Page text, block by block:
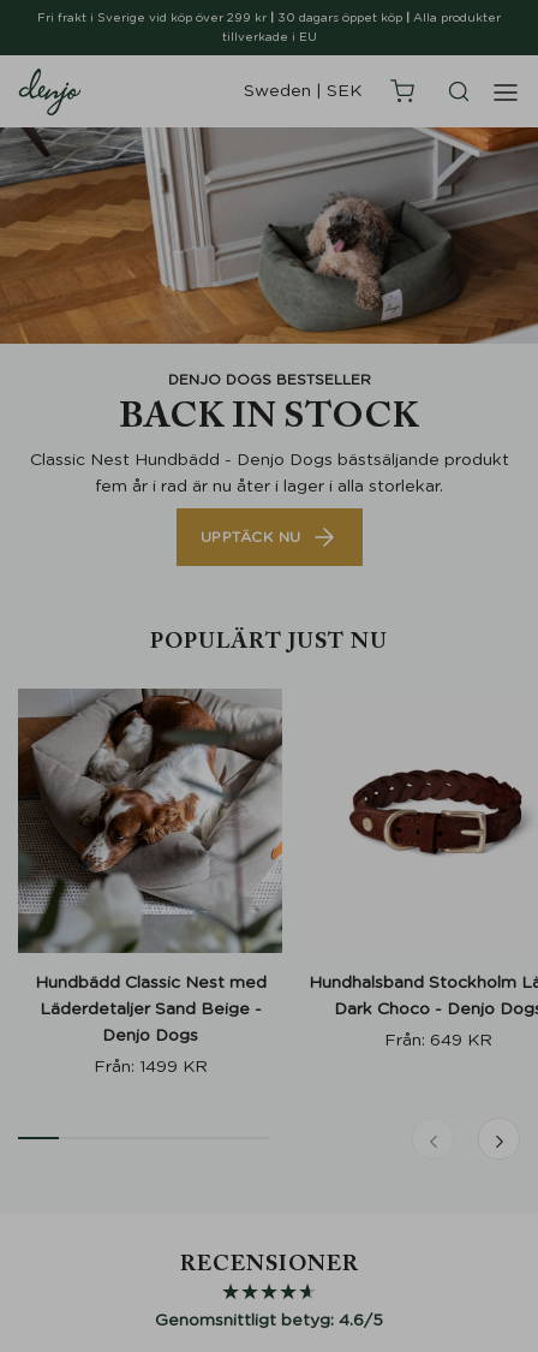
Fri frakt i Sverige vid köp över 299 kr 30 dagars öppet köp
Alla produkter
tillverkade i EU
Sweden SEK
DENJO DOGS BESTSELLER
BACK IN STOCK
Classic Nest Hundbädd - Denjo Dogs bästsäljande produkt
fem år i rad är nu åter i lager i alla storlekar.
UPPTÄCK NU
POPULÄRT JUST NU
Hundbädd Classic Nest med
Läderdetaljer Sand Beige -
Denjo Dogs
Från: 1499 KR
Hundhalsband Stockholm
Dark Choco - Denjo
Från: 649 KR
RECENSIONER
★★★★★
★★★★★
Genomsnittligt betyg: 4.6/5